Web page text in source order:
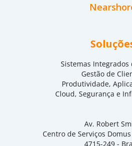
Sistemas Integrados
Gestão de
Produtividade,
Cloud, Segurança e
Av. Robert
Centro de Serviços
4715-249 -